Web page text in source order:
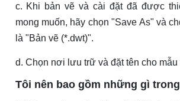
c. Khi bản vẽ và cài đặt đã được
mong muốn, hãy chọn "Save As" và
là "Bản vẽ (*.dwt)".
d. Chọn nơi lưu trữ và đặt tên cho mẫu
Tôi nên bao gồm những gì